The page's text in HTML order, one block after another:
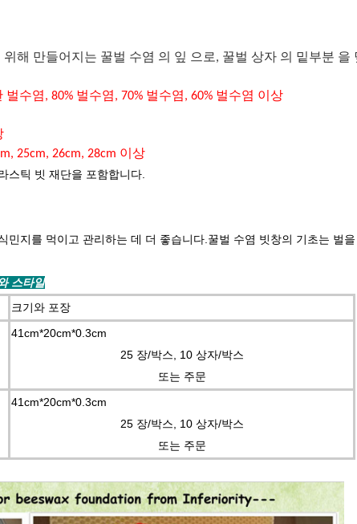
해 만들어지는 꿀벌 수염 의 잎 으로, 꿀벌 상자 의 밑부분 을
벌수염, 80% 벌수염, 70% 벌수염, 60% 벌수염 이상
25cm, 26cm, 28cm 이상
스틱 빗 재단을 포함합니다.
민지를 먹이고 관리하는 데 더 좋습니다. 꿀벌 수염 빗창의 기초는 벌
스타일
크기와 포장
41cm*20cm*0.3cm
25 장/박스, 10 상자/박스
또는 주문
41cm*20cm*0.3cm
25 장/박스, 10 상자/박스
또는 주문